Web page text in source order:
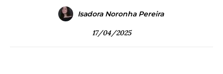
Isadora Noronha Pereira
17/04/2025